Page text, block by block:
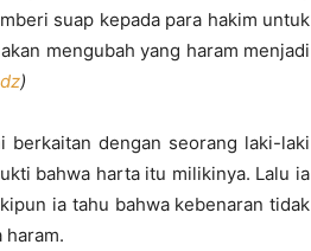
suap kepada para hakim untuk
mengubah yang haram menjadi
)
dengan seorang laki-laki
bahwa harta itu milikinya. Lalu ia
ia tahu bahwa kebenaran tidak
haram.